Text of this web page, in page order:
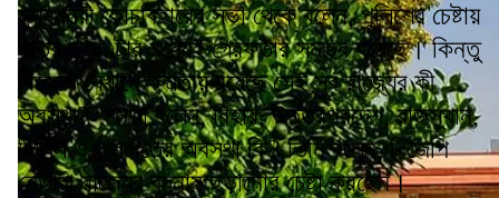
মুখ্যমন্ত্রী কোচবিহারের সভা থেকে বলেন, পুলিশের চেষ্টায়
মাত্র দু’ঘণ্টার মধ্যেই গ্রেফতার সম্ভব হয়েছে। কিন্তু
বিজেপি যেখানে ক্ষমতায় রয়েছে সেই সব রাজ্যের কী
অবস্থা? মমতা বলেন, বিহার, উত্তরপ্রদেশ, রাজস্থান,
দিল্লি ও গুজরাতের অবস্থা কি? তিনি বলেন, বিজেপি
নেতারা রাজ্যের বদনাম ছড়ানোর চেষ্টা করছেন।